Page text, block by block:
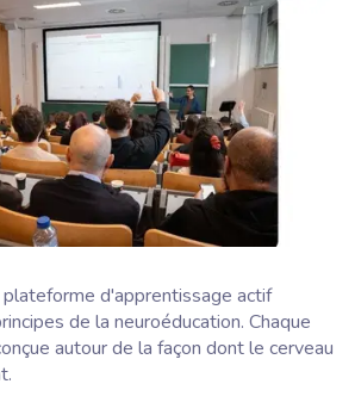
d'apprentissage actif
de la neuroéducation. Chaque
autour de la façon dont le cerveau